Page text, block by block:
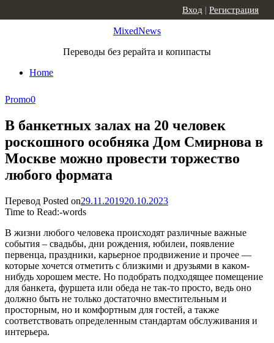
MixedNews
Переводы без рерайта и копипасты
Home
Вход | Регистрация
Promo0
В банкетных залах на 20 человек
роскошного особняка Дом Смирнова в
Москве можно провести торжество
любого формата
Перевод Posted on29.11.201920.10.2023
Time to Read:-words
В жизни любого человека происходят различные важные
события – свадьбы, дни рождения, юбилеи, появление
первенца, праздники, карьерное продвижение и прочее —
которые хочется отметить с близкими и друзьями в каком-
нибудь хорошем месте. Но подобрать подходящее помещение
для банкета, фуршета или обеда не так-то просто, ведь оно
должно быть не только достаточно вместительным и
просторным, но и комфортным для гостей, а также
соответствовать определенным стандартам обслуживания и
интерьера.